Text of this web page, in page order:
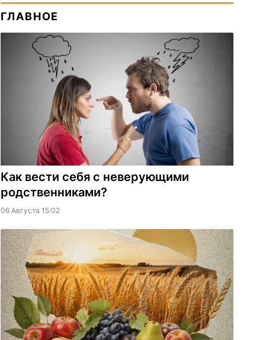
ГЛАВНОЕ
Как вести себя с неверующими
родственниками?
06 Августа 15:02